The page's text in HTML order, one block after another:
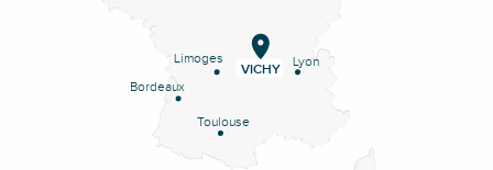
Lyon
Limoges
Bordeaux
Toulouse
VICHY